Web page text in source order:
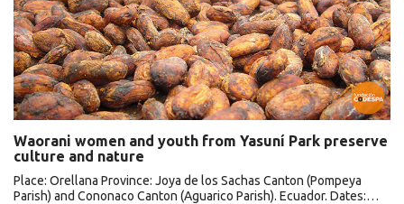
Waorani women and youth from Yasuní Park preserve
culture and nature
Place: Orellana Province: Joya de los Sachas Canton (Pompeya
Parish) and Cononaco Canton (Aguarico Parish). Ecuador. Dates:…
preserve
culture
and
nature